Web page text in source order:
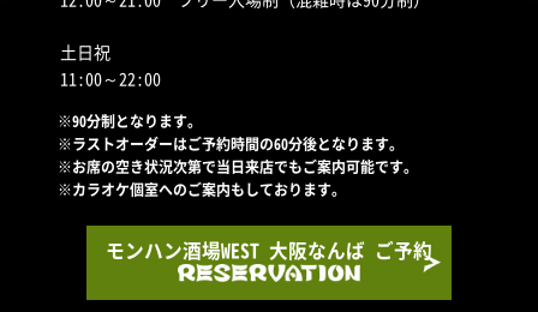
土日祝
11:00～22:00
※90分制となります。
※ラストオーダーはご予約時間の60分後となります。
※お席の空き状況次第で当日来店でもご案内可能です。
※カラオケ個室へのご案内もしております。
モンハン酒場WEST 大阪なんば ご予約